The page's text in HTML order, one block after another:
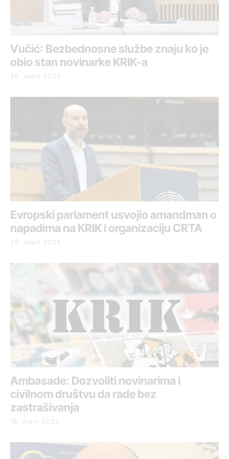
Vučić: Bezbednosne službe znaju ko je
obio stan novinarke KRIK-a
30. mart 2021.
Evropski parlament usvojio amandman o
napadima na KRIK i organizaciju CRTA
25. mart 2021.
Ambasade: Dozvoliti novinarima i
civilnom društvu da rade bez
zastrašivanja
18. mart 2021.